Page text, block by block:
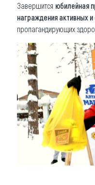
Завершится юбилейная
награждения активных
пропагандирующих